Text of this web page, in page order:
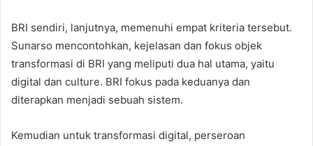
BRI sendiri, lanjutnya, memenuhi empat kriteria tersebut.
Sunarso mencontohkan, kejelasan dan fokus objek
transformasi di BRI yang meliputi dua hal utama, yaitu
digital dan culture. BRI fokus pada keduanya dan
diterapkan menjadi sebuah sistem.
Kemudian untuk transformasi digital, perseroan